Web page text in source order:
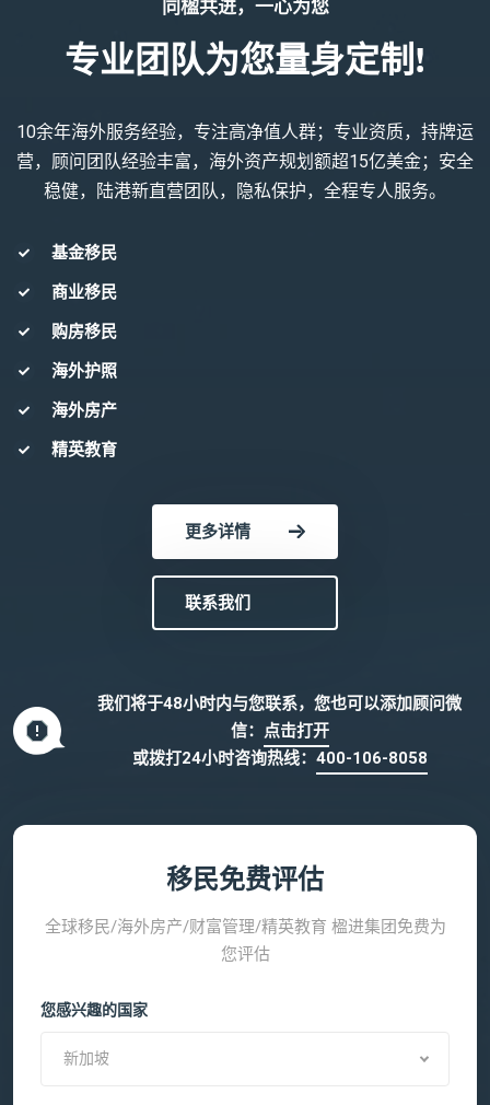
同楹共进，一心为您
专业团队为您量身定制!
10余年海外服务经验，专注高净值人群；专业资质，持牌运
营，顾问团队经验丰富，海外资产规划额超15亿美金；安全
稳健，陆港新直营团队，隐私保护，全程专人服务。
基金移民
商业移民
购房移民
海外护照
海外房产
精英教育
更多详情
联系我们
我们将于48小时内与您联系，您也可以添加顾问微
信：
点击打开
或拨打24小时咨询热线： 400-106-8058
移民免费评估
全球移民/海外房产/财富管理/精英教育 楹进集团免费为
您评估
您感兴趣的国家
新加坡